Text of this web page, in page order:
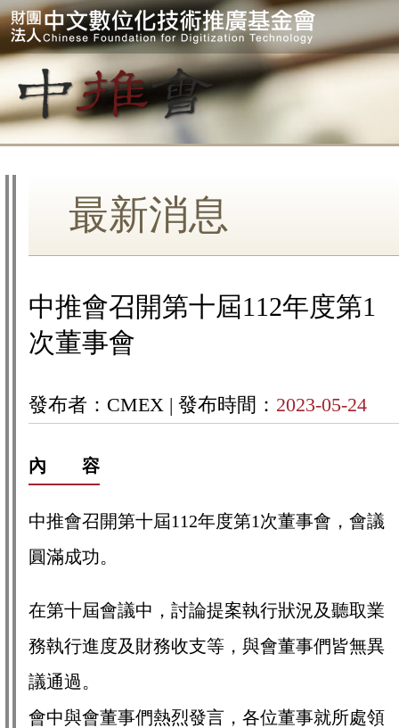
最新消息
中推會召開第十屆112年度第1
次董事會
發布者：CMEX | 發布時間： 2023-05-24
內 容
中推會召開第十屆112年度第1次董事會，會議
圓滿成功。
在第十屆會議中，討論提案執行狀況及聽取業
務執行進度及財務收支等，與會董事們皆無異
議通過。
會中與會董事們熱烈發言，各位董事就所處領